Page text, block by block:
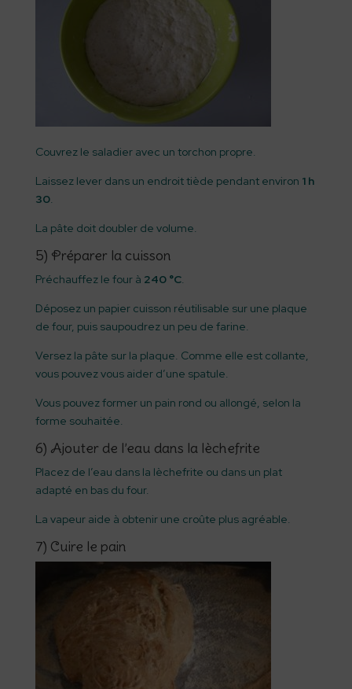
Couvrez le saladier avec un torchon propre.
Laissez lever dans un endroit tiède pendant environ 1 h
30.
La pâte doit doubler de volume.
5) Préparer la cuisson
Préchauffez le four à 240 °C.
Déposez un papier cuisson réutilisable sur une plaque
de four, puis saupoudrez un peu de farine.
Versez la pâte sur la plaque. Comme elle est collante,
vous pouvez vous aider d’une spatule.
Vous pouvez former un pain rond ou allongé, selon la
forme souhaitée.
6) Ajouter de l’eau dans la lèchefrite
Placez de l’eau dans la lèchefrite ou dans un plat
adapté en bas du four.
La vapeur aide à obtenir une croûte plus agréable.
7) Cuire le pain